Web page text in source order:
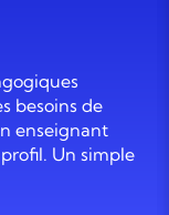
besoins de
enseignant
Un simple